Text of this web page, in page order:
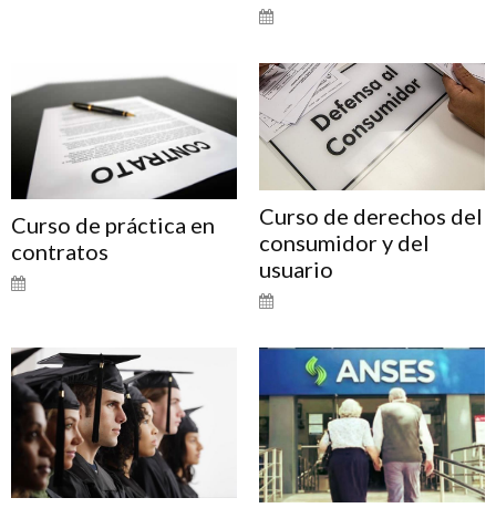
Curso de práctica en
contratos
Curso de derechos del
consumidor y del
usuario